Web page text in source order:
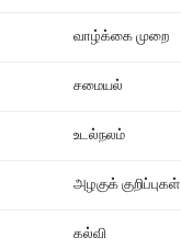
வாழ்க்கை முறை
சமையல்
உடல்நலம்
அழகுக் குறிப்புகள்
கல்வி